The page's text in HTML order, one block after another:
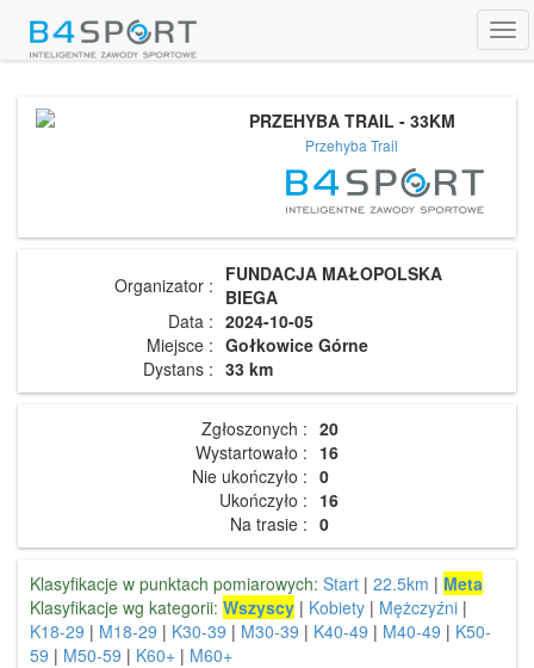
PRZEHYBA TRAIL - 33KM
Przehyba Trail
Organizator : FUNDACJA MAŁOPOLSKA
BIEGA
Data : 2024-10-05
Miejsce : Gołkowice Górne
Dystans : 33 km
Zgłoszonych : 20
Wystartowało : 16
Nie ukończyło : 0
Ukończyło : 16
Na trasie : 0
Klasyfikacje w punktach pomiarowych: Start | 22.5km | Meta
Klasyfikacje wg kategorii: Wszyscy | Kobiety | Mężczyźni |
K18-29 | M18-29 | K30-39 | M30-39 | K40-49 | M40-49 | K50-
59 | M50-59 | K60+ | M60+